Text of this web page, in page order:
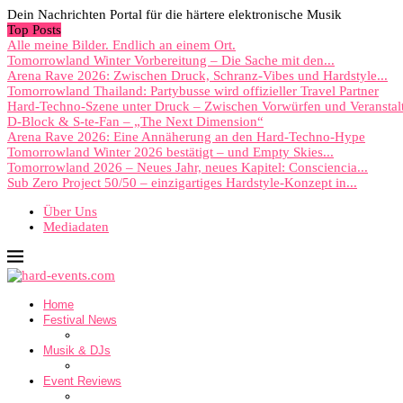
Dein Nachrichten Portal für die härtere elektronische Musik
Top Posts
Alle meine Bilder. Endlich an einem Ort.
Tomorrowland Winter Vorbereitung – Die Sache mit den...
Arena Rave 2026: Zwischen Druck, Schranz-Vibes und Hardstyle...
Tomorrowland Thailand: Partybusse wird offizieller Travel Partner
Hard-Techno-Szene unter Druck – Zwischen Vorwürfen und
D-Block & S-te-Fan – „The Next Dimension“
Arena Rave 2026: Eine Annäherung an den Hard-Techno-Hype
Tomorrowland Winter 2026 bestätigt – und Empty Skies...
Tomorrowland 2026 – Neues Jahr, neues Kapitel: Consciencia...
Sub Zero Project 50/50 – einzigartiges Hardstyle-Konzept in...
Über Uns
Mediadaten
Home
Festival News
Musik & DJs
Event Reviews